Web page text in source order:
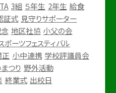
3組 ５年生 2年生 給食
証式 見守りサポーター
地区社協 小父の会
ポーツフェスティバル
小中連携 学校評議員会
つり 野外活動
終業式 出校日